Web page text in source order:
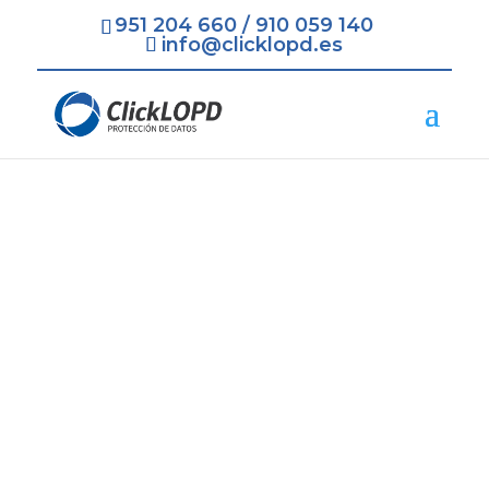
951 204 660 / 910 059 140
info@clicklopd.es